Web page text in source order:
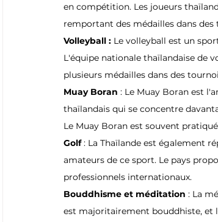
en compétition. Les joueurs
remportant des médailles dans des
Volleyball : Le volleyball est un
L'équipe nationale thaïlandaise de
plusieurs médailles dans des
Muay Boran : Le Muay Boran est
thaïlandais qui se concentre
Le Muay Boran est souvent
Golf : La Thaïlande est également
amateurs de ce sport. Le pays
professionnels internationaux.
Bouddhisme et méditation : La
est majoritairement bouddhiste, et